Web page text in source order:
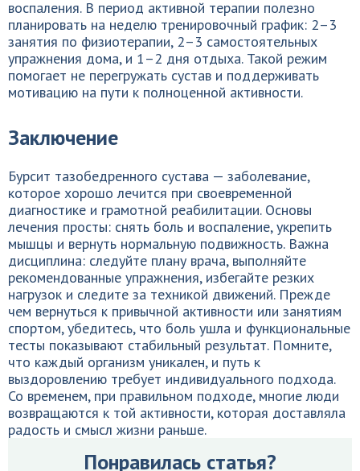
воспаления. В период активной терапии полезно
планировать на неделю тренировочный график: 2–3
занятия по физиотерапии, 2–3 самостоятельных
упражнения дома, и 1–2 дня отдыха. Такой режим
помогает не перегружать сустав и поддерживать
мотивацию на пути к полноценной активности.
Заключение
Бурсит тазобедренного сустава — заболевание,
которое хорошо лечится при своевременной
диагностике и грамотной реабилитации. Основы
лечения просты: снять боль и воспаление, укрепить
мышцы и вернуть нормальную подвижность. Важна
дисциплина: следуйте плану врача, выполняйте
рекомендованные упражнения, избегайте резких
нагрузок и следите за техникой движений. Прежде
чем вернуться к привычной активности или занятиям
спортом, убедитесь, что боль ушла и функциональные
тесты показывают стабильный результат. Помните,
что каждый организм уникален, и путь к
выздоровлению требует индивидуального подхода.
Со временем, при правильном подходе, многие люди
возвращаются к той активности, которая доставляла
радость и смысл жизни раньше.
Понравилась статья?